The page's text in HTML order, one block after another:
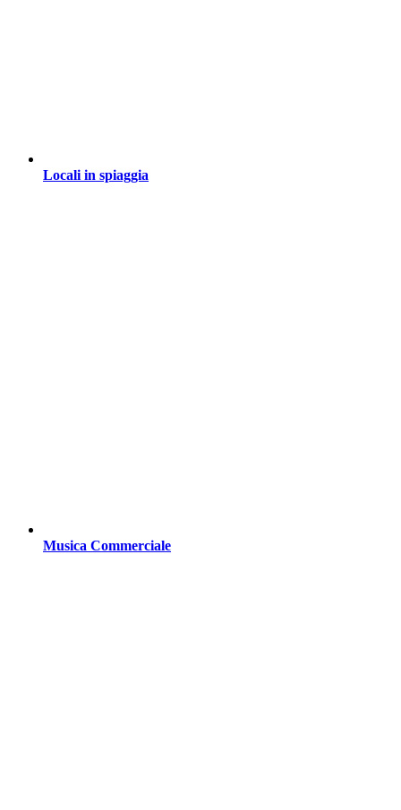
Locali in spiaggia
Musica Commerciale